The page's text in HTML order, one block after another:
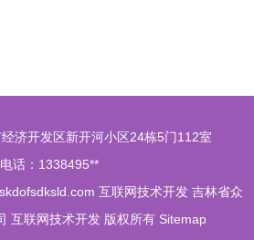
济开发区新开河小区24栋5门112室
电话：1338495**
互联网技术开发 吉林省众
互联网技术开发 版权所有 Sitemap